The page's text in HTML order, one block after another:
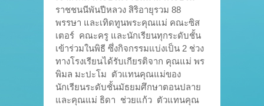
ราชชนนีพันปีหลวง สิริอายุรวม 88
พรรษา และเทิดทูนพระคุณแม่ คณะซิส
เตอร์ คณะครู และนักเรียนทุกระดับชั้น
เข้าร่วมในพิธี ซึ่งกิจกรรมแบ่งเป็น 2 ช่วง
ทางโรงเรียนได้รับเกียรติจาก คุณแม่ พร
พิมล มะปะโม ตัวแทนคุณแม่ของ
นักเรียนระดับชั้นมัธยมศึกษาตอนปลาย
และคุณแม่ ธิดา ช่วยแก้ว ตัวแทนคุณ